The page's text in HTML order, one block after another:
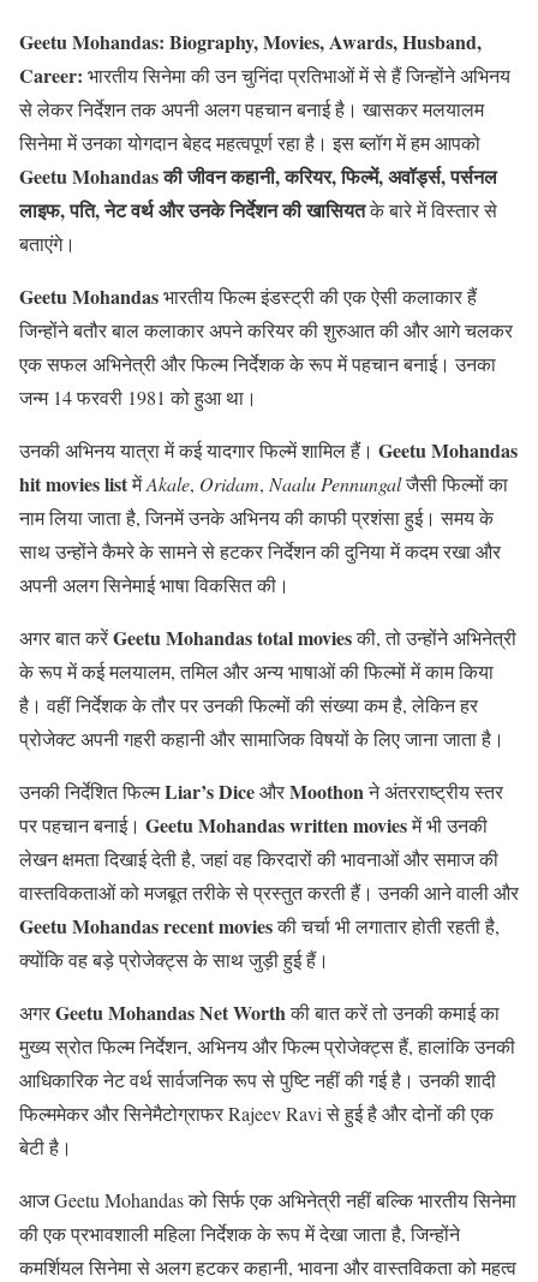
Geetu Mohandas: Biography, Movies, Awards, Husband,
Career: भारतीय सिनेमा की उन चुनिंदा प्रतिभाओं में से हैं जिन्होंने अभिनय
से लेकर निर्देशन तक अपनी अलग पहचान बनाई है। खासकर मलयालम
सिनेमा में उनका योगदान बेहद महत्वपूर्ण रहा है। इस ब्लॉग में हम आपको
Geetu Mohandas की जीवन कहानी, करियर, फिल्में, अवॉर्ड्स, पर्सनल
लाइफ, पति, नेट वर्थ और उनके निर्देशन की खासियतके बारे में विस्तार से
बताएंगे।
Geetu Mohandasभारतीय फिल्म इंडस्ट्री की एक ऐसी कलाकार हैं
जिन्होंने बतौर बाल कलाकार अपने करियर की शुरुआत की और आगे चलकर
एक सफल अभिनेत्री और फिल्म निर्देशक के रूप में पहचान बनाई। उनका
जन्म 14 फरवरी 1981 को हुआ था।
उनकी अभिनय यात्रा में कई यादगार फिल्में शामिल हैं। Geetu Mohandas
hit movies listमेंAkale, Oridam, Naalu Pennungalजैसी फिल्मों का
नाम लिया जाता है, जिनमें उनके अभिनय की काफी प्रशंसा हुई। समय के
साथ उन्होंने कैमरे के सामने से हटकर निर्देशन की दुनिया में कदम रखा और
अपनी अलग सिनेमाई भाषा विकसित की।
अगर बात करेंGeetu Mohandas total moviesकी, तो उन्होंने अभिनेत्री
के रूप में कई मलयालम, तमिल और अन्य भाषाओं की फिल्मों में काम किया
है। वहीं निर्देशक के तौर पर उनकी फिल्मों की संख्या कम है, लेकिन हर
प्रोजेक्ट अपनी गहरी कहानी और सामाजिक विषयों के लिए जाना जाता है।
उनकी निर्देशित फिल्मLiar’s DiceऔरMoothonने अंतरराष्ट्रीय स्तर
पर पहचान बनाई। Geetu Mohandas written moviesमें भी उनकी
लेखन क्षमता दिखाई देती है, जहां वह किरदारों की भावनाओं और समाज की
वास्तविकताओं को मजबूत तरीके से प्रस्तुत करती हैं। उनकी आने वाली और
Geetu Mohandas recent moviesकी चर्चा भी लगातार होती रहती है,
क्योंकि वह बड़े प्रोजेक्ट्स के साथ जुड़ी हुई हैं।
अगरGeetu Mohandas Net Worthकी बात करें तो उनकी कमाई का
मुख्य स्रोत फिल्म निर्देशन, अभिनय और फिल्म प्रोजेक्ट्स हैं, हालांकि उनकी
आधिकारिक नेट वर्थ सार्वजनिक रूप से पुष्टि नहीं की गई है। उनकी शादी
फिल्ममेकर और सिनेमैटोग्राफर Rajeev Ravi से हुई है और दोनों की एक
बेटी है।
आज Geetu Mohandas को सिर्फ एक अभिनेत्री नहीं बल्कि भारतीय सिनेमा
की एक प्रभावशाली महिला निर्देशक के रूप में देखा जाता है, जिन्होंने
कमर्शियल सिनेमा से अलग हटकर कहानी, भावना और वास्तविकता को महत्व